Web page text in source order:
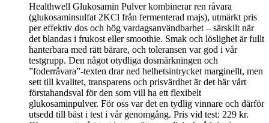
Healthwell Glukosamin Pulver kombinerar ren råvara
(glukosaminsulfat 2KCl från fermenterad majs), utmärkt pris
per effektiv dos och hög vardagsanvändbarhet – särskilt när
det blandas i frukost eller smoothie. Smak och löslighet är fullt
hanterbara med rätt bärare, och toleransen var god i vår
testgrupp. Den något otydliga dosmärkningen och
”foderråvara”-texten drar ned helhetsintrycket marginellt, men
sett till kvalitet, transparens och prisvärdhet är det här vårt
förstahandsval för den som vill ha ett flexibelt
glukosaminpulver. För oss var det en tydlig vinnare och därför
utsedd till bäst i test i vår genomgång. Pris vid test: 229 kr.